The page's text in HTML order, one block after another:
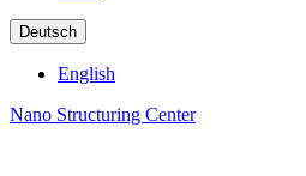
Deutsch
English
Nano Structuring Center